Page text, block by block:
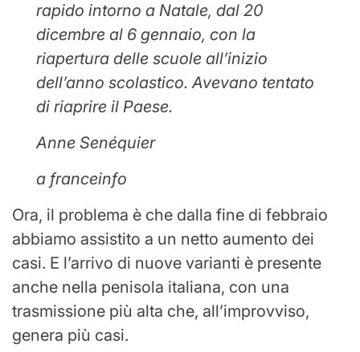
rapido intorno a Natale, dal 20
dicembre al 6 gennaio, con la
riapertura delle scuole all’inizio
dell’anno scolastico. Avevano tentato
di riaprire il Paese.
Anne Senéquier
a franceinfo
Ora, il problema è che dalla fine di febbraio
abbiamo assistito a un netto aumento dei
casi. E l’arrivo di nuove varianti è presente
anche nella penisola italiana, con una
trasmissione più alta che, all’improvviso,
genera più casi.